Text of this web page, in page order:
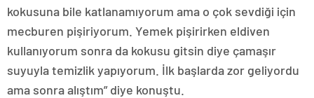
kokusuna bile katlanamıyorum ama o çok sevdiği için
mecburen pişiriyorum. Yemek pişirirken eldiven
kullanıyorum sonra da kokusu gitsin diye çamaşır
suyuyla temizlik yapıyorum. İlk başlarda zor geliyordu
ama sonra alıştım” diye konuştu.